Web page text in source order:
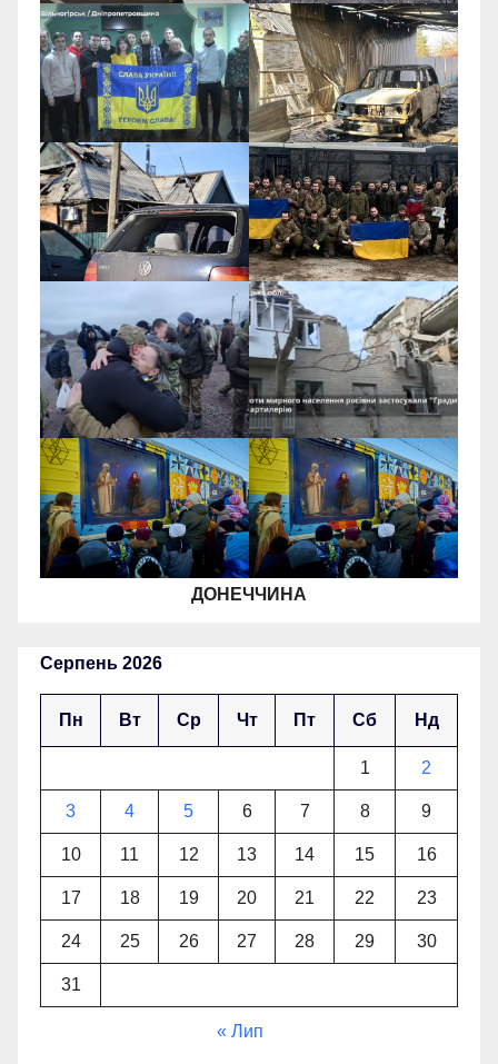
ДОНЕЧЧИНА
Серпень 2026
Пн Вт Ср Чт Пт Сб Нд
1 2
3 4 5 6 7 8 9
10 11 12 13 14 15 16
17 18 19 20 21 22 23
24 25 26 27 28 29 30
31
« Лип